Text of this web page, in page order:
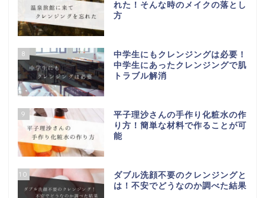
れた！そんな時のメイクの落とし
方
8
中学生にもクレンジングは必要！
中学生にあったクレンジングで肌
トラブル解消
9
平子理沙さんの手作り化粧水の作
り方！簡単な材料で作ることが可
能
10
ダブル洗顔不要のクレンジングと
は！不安でどうなのか調べた結果